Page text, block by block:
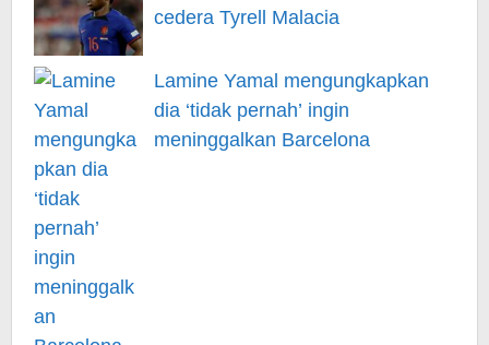
cedera Tyrell Malacia
Lamine Yamal mengungkapkan
dia ‘tidak pernah’ ingin
meninggalkan Barcelona